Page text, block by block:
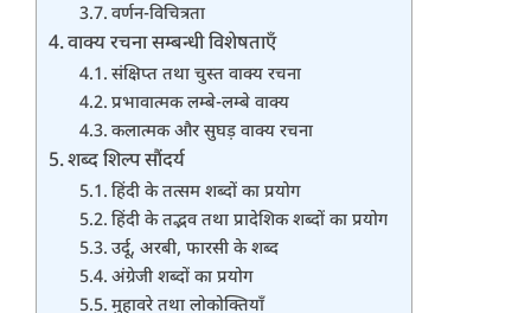
वर्णन-विचित्रता
वाक्य रचना सम्बन्धी विशेषताएँ
संक्षिप्त तथा चुस्त वाक्य रचना
प्रभावात्मक लम्बे-लम्बे वाक्य
कलात्मक और सुघड़ वाक्य रचना
शब्द शिल्प सौंदर्य
हिंदी के तत्सम शब्दों का प्रयोग
हिंदी के तद्भव तथा प्रादेशिक शब्दों का प्रयोग
उर्दू, अरबी, फारसी के शब्द
अंग्रेजी शब्दों का प्रयोग
मुहावरे तथा लोकोक्तियाँ